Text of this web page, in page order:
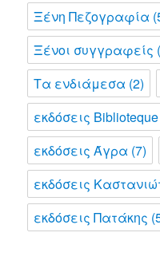
Ξένη Πεζογραφία
Ξένοι συγγραφείς
Τα ενδιάμεσα (2)
εκδόσεις Biblioteque
εκδόσεις Άγρα (7)
εκδόσεις
εκδόσεις Πατάκης